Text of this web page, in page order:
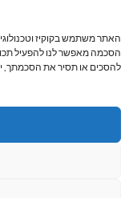
האתר משתמש בקוקיז
הסכמה מאפשר לנו להפעיל
להסכים או תסיר את הסכמתך,